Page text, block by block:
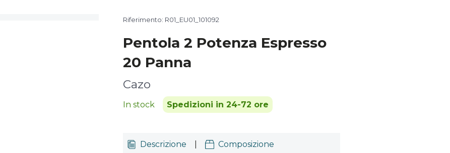
Riferimento: R01_EU01_101092
Pentola 2 Potenza Espresso
20 Panna
Cazo
In stock Spedizioni in 24-72 ore
Descrizione Composizione